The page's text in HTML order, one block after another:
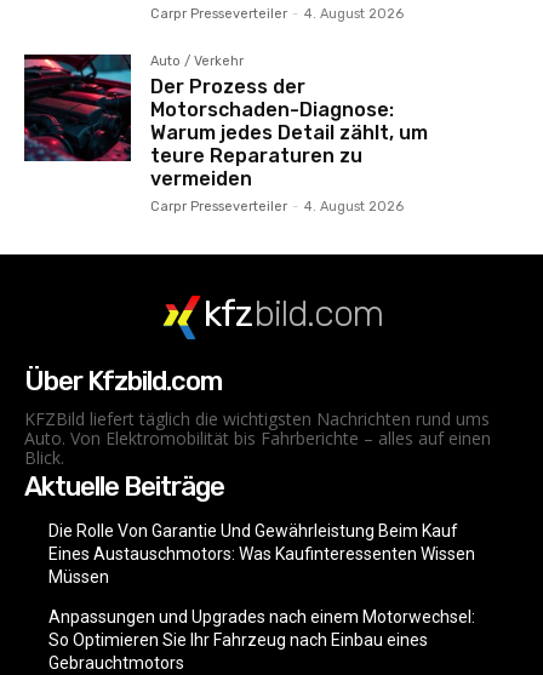
Carpr Presseverteiler - 4. August 2026
Auto / Verkehr
Der Prozess der
Motorschaden-Diagnose:
Warum jedes Detail zählt, um
teure Reparaturen zu
vermeiden
Carpr Presseverteiler - 4. August 2026
kfzbild.com
Über Kfzbild.com
KFZBild liefert täglich die wichtigsten Nachrichten rund ums
Auto. Von Elektromobilität bis Fahrberichte – alles auf einen
Blick.
Aktuelle Beiträge
Die Rolle Von Garantie Und Gewährleistung Beim Kauf
Eines Austauschmotors: Was Kaufinteressenten Wissen
Müssen
Anpassungen und Upgrades nach einem Motorwechsel:
So Optimieren Sie Ihr Fahrzeug nach Einbau eines
Gebrauchtmotors